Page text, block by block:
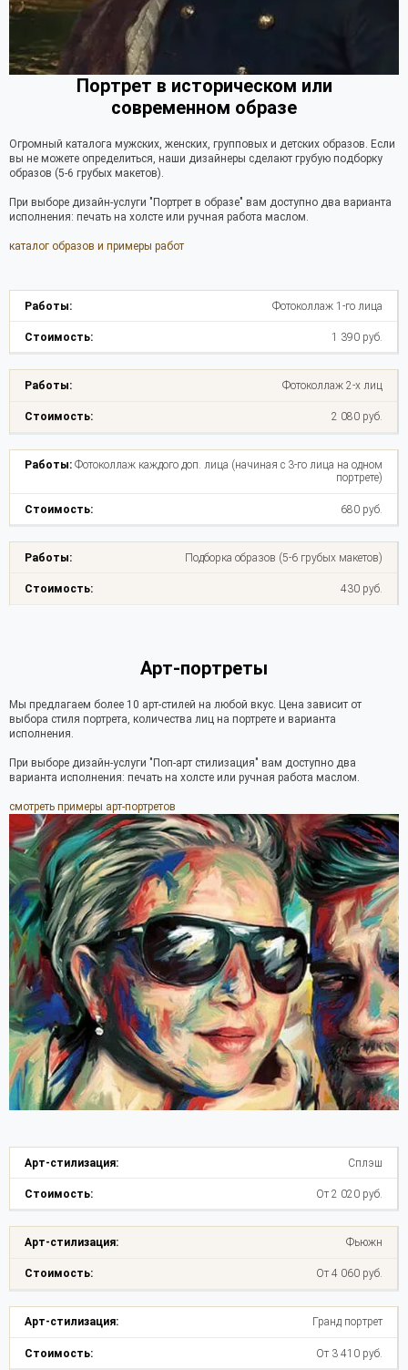
Портрет в историческом или
современном образе
Огромный каталога мужских, женских, групповых и детских образов. Если
вы не можете определиться, наши дизайнеры сделают грубую подборку
образов (5-6 грубых макетов).
При выборе дизайн-услуги "Портрет в образе" вам доступно два варианта
исполнения: печать на холсте или ручная работа маслом.
каталог образов и примеры работ
Фотоколлаж 1-го лица
1 390 руб.
Фотоколлаж 2-х лиц
2 080 руб.
Фотоколлаж каждого доп. лица (начиная с 3-го лица на одном
портрете)
680 руб.
Подборка образов (5-6 грубых макетов)
430 руб.
Арт-портреты
Мы предлагаем более 10 арт-стилей на любой вкус. Цена зависит от
выбора стиля портрета, количества лиц на портрете и варианта
исполнения.
При выборе дизайн-услуги "Поп-арт стилизация" вам доступно два
варианта исполнения: печать на холсте или ручная работа маслом.
смотреть примеры арт-портретов
Сплэш
От 2 020 руб.
Фьюжн
От 4 060 руб.
Гранд портрет
От 3 410 руб.